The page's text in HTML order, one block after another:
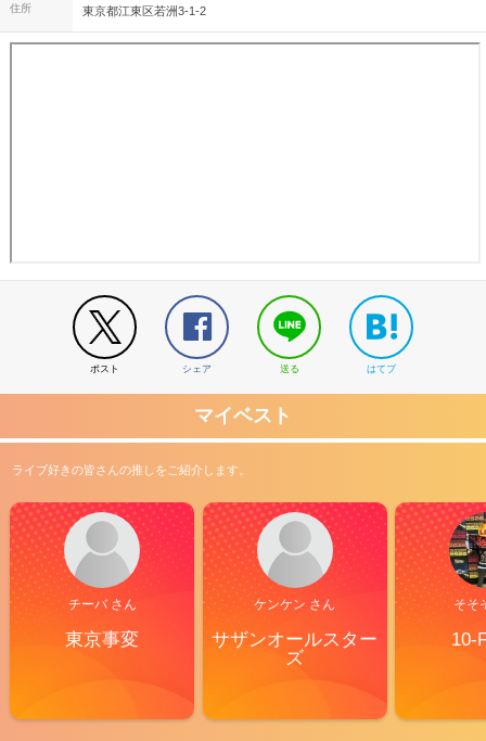
住所 東京都江東区若洲3-1-2
ポスト シェア 送る はてブ
マイベスト
ライブ好きの皆さんの推しをご紹介します。
チーバ さん
東京事変
ケンケン さん
サザンオールスター
ズ
そそ
10-